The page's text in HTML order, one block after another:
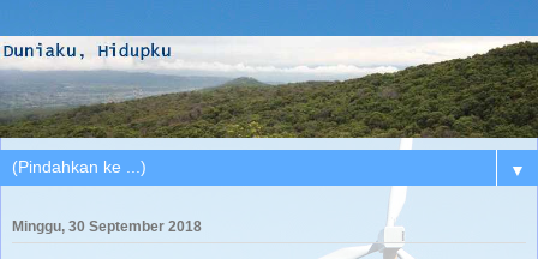
▼
Minggu, 30 September 2018